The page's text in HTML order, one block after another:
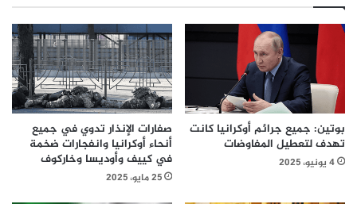
بوتين: جميع جرائم أوكرانيا كانت
تهدف لتعطيل المفاوضات
4 يونيو، 2025
صفارات الإنذار تدوي في جميع
أنحاء أوكرانيا وانفجارات ضخمة
في كييف وأوديسا وخاركوف
25 مايو، 2025